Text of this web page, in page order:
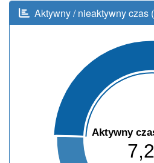
Aktywny / nieaktywny czas
Aktywny